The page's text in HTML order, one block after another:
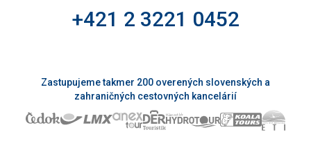
+421 2 3221 0452
Zastupujeme takmer 200 overených slovenských a
zahraničných cestovných kancelárií